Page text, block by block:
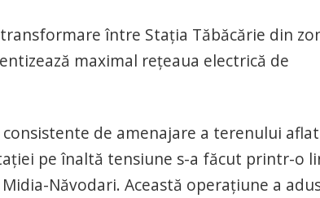
între Stația Tăbăcărie din
maximal rețeaua electrică de
de amenajare a terenului aflat
pe înaltă tensiune s-a făcut printr-o
Năvodari. Această operațiune a